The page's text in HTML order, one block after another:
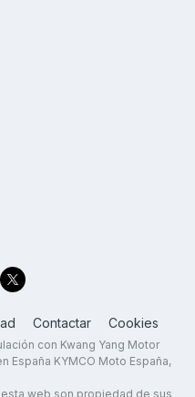
Contactar Cookies
con Kwang Yang Motor
España KYMCO Moto España,
web son propiedad de sus